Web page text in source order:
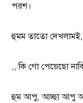
পরশ।
হুমম তাতো দেখলামই,
,, কি গো পেয়েছো
হুম আপু, আচ্ছা আপু